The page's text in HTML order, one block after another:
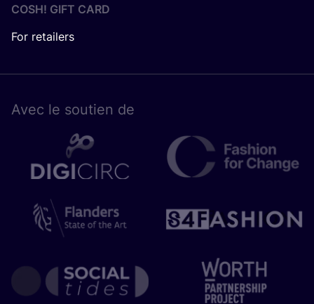
COSH! GIFT CARD
For retailers
Avec le sou­tien de